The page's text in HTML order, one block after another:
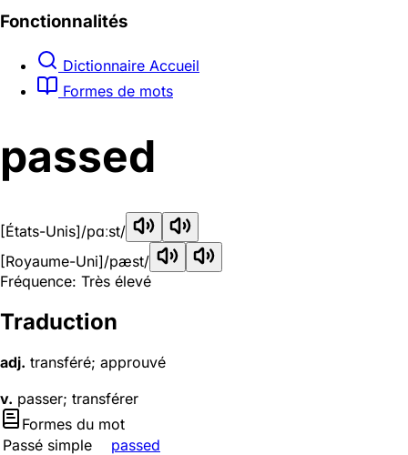
Fonctionnalités
Dictionnaire Accueil
Formes de mots
passed
[États-Unis]/pɑːst/
[Royaume-Uni]/pæst/
Fréquence: Très élevé
Traduction
adj. transféré; approuvé
v. passer; transférer
Formes du mot
Passé simple
passed